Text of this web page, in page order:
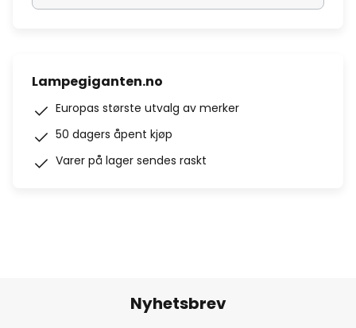
Lampegiganten.no
Europas største utvalg av merker
50 dagers åpent kjøp
Varer på lager sendes raskt
Nyhetsbrev